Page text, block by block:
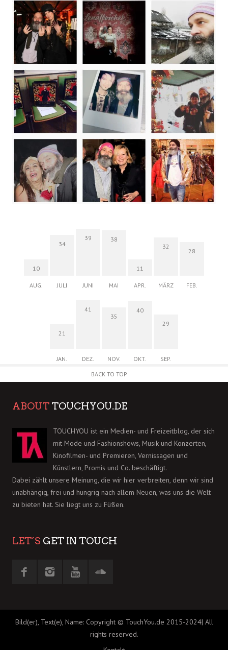
10
AUG.
34
JULI
39
JUNI
38
MAI
11
APR.
32
MÄRZ
28
FEB.
21
JAN.
41
DEZ.
35
NOV.
40
OKT.
29
SEP.
BACK TO TOP
ABOUT TOUCHYOU.DE
TOUCHYOU ist ein Medien- und Freizeitblog, der sich
mit Mode und Fashionshows, Musik und Konzerten,
Kinofilmen- und Premieren, Vernissagen und
Künstlern, Promis und Co. beschäftigt.
Dabei zählt unsere Meinung, die wir hier verbreiten, denn wir sind
unabhängig, frei und hungrig nach allem Neuen, was uns die Welt
zu bieten hat. Sie liegt uns zu Füßen.
LET´S GET IN TOUCH
Bild(er), Text(e), Name: Copyright © TouchYou.de 2015-2024| All
rights reserved.